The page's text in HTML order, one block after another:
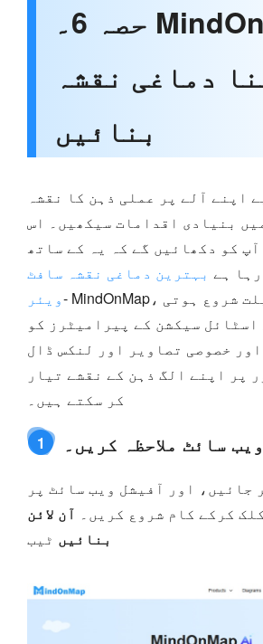
حصہ 6۔ MindOnMap کے
دماغی نقشہ
بنائیں
اپنے آلے پر عملی ذہن کا نقشہ
بنیادی اقدامات سیکھیں۔ اس
آپ کو دکھائیں گے کہ یہ کے ساتھ
ہے بہترین دماغی نقشہ سافٹ
ویئر- MindOnMap، جہاں سے فضیلت شروع ہوتی
اسٹائل سیکشن کے پیرامیٹرز کو
خصوصی تصاویر اور لنکس ڈال
پر اپنے الگ ذہن کے نقشے تیار
کر سکتے ہیں۔
1 ویب سائٹ ملاحظہ کریں۔
جائیں، اور آفیشل ویب سائٹ پر
کرکے کام شروع کریں۔ آن لائن
بنائیں ٹیب